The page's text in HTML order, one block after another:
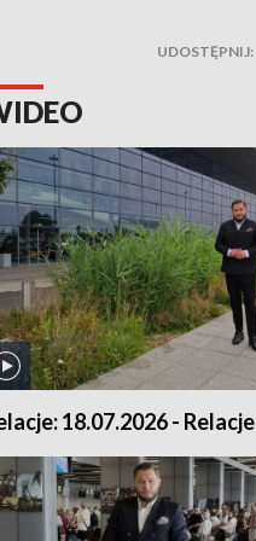
UDOSTĘPNIJ:
18.07.2026 - Relacje